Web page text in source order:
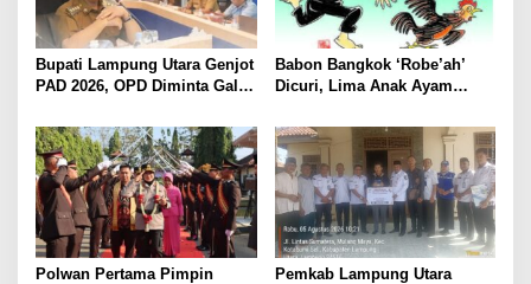
Bupati Lampung Utara Genjot
PAD 2026, OPD Diminta Gali
hingga Optimalkan PBB-P2
Babon Bangkok ‘Robe’ah’
Dicuri, Lima Anak Ayam
Gang Jalaba Kotabumi Heboh
Polwan Pertama Pimpin
Pemkab Lampung Utara